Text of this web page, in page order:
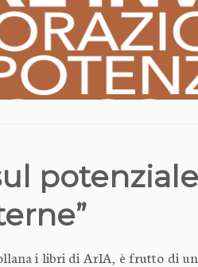
i libri di ArIA, è frutto di